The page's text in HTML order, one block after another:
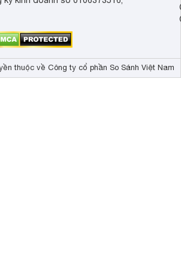
thuộc về Công ty cổ phần So Sánh Việt Nam